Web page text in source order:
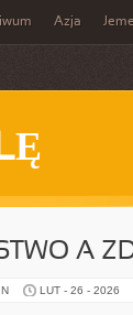
Azja
A
LUT - 26 - 2026